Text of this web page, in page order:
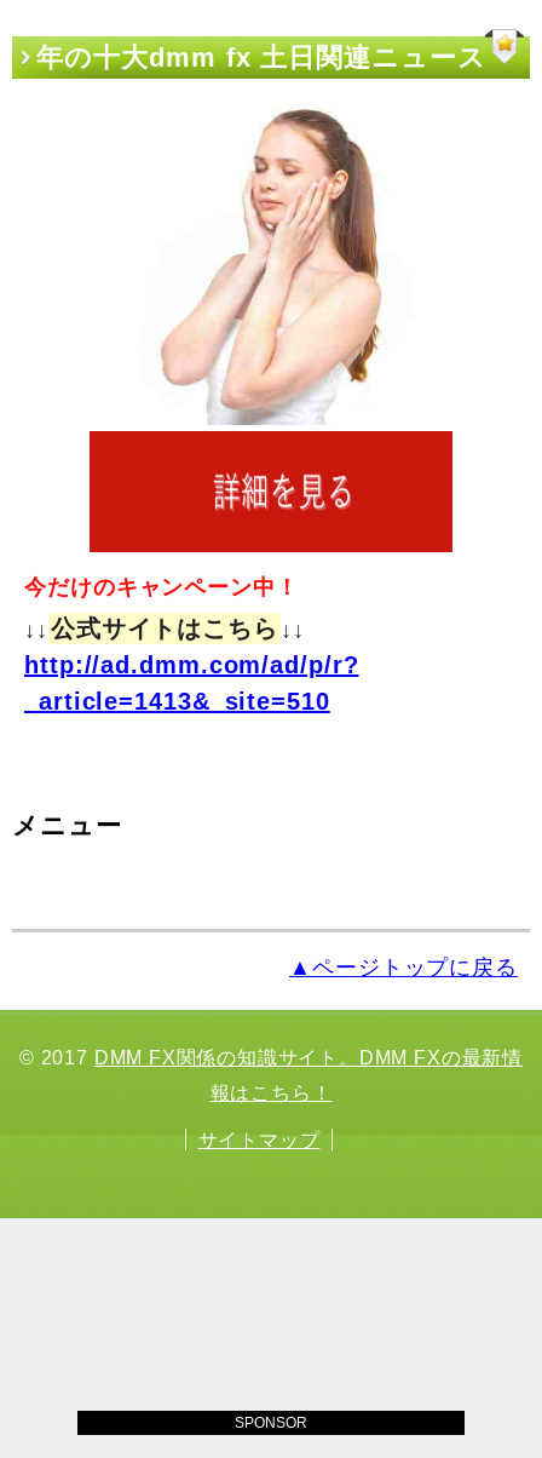
年の十大dmm fx 土日関連ニュース
今だけのキャンペーン中！
↓↓ 公式サイトはこちら ↓↓
http://ad.dmm.com/ad/p/r?
_article=1413&_site=510
メニュー
▲ページトップに戻る
© 2017 DMM FX関係の知識サイト。DMM FXの最新情
報はこちら！
サイトマップ
SPONSOR